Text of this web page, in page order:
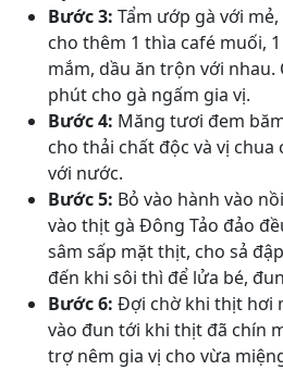
Bước 3: Tẩm ướp gà với
cho thêm 1 thìa café muối,
mắm, dầu ăn trộn với nhau.
phút cho gà ngấm gia vị.
Bước 4: Măng tươi đem
cho thải chất độc và vị
với nước.
Bước 5: Bỏ vào hành vào
vào thịt gà Đông Tảo đảo
sâm sấp mặt thịt, cho sả
đến khi sôi thì để lửa bé,
Bước 6: Đợi chờ khi thịt hơi
vào đun tới khi thịt đã chín
trợ nêm gia vị cho vừa